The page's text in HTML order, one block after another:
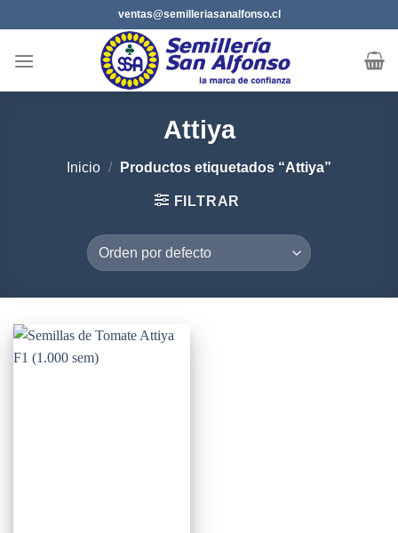
al
contenido
ventas@semilleriasanalfonso.cl
Attiya
Inicio / Productos etiquetados “Attiya”
FILTRAR